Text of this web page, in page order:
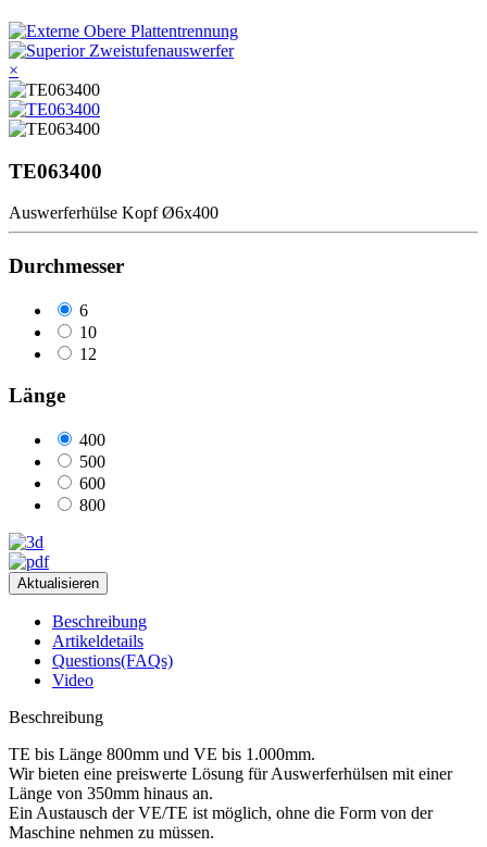
×
TE063400
Auswerferhülse Kopf Ø6x400
Durchmesser
6
10
12
Länge
400
500
600
800
Beschreibung
Artikeldetails
Questions(FAQs)
Video
Beschreibung
TE bis Länge 800mm und VE bis 1.000mm.
Wir bieten eine preiswerte Lösung für Auswerferhülsen mit einer
Länge von 350mm hinaus an.
Ein Austausch der VE/TE ist möglich, ohne die Form von der
Maschine nehmen zu müssen.